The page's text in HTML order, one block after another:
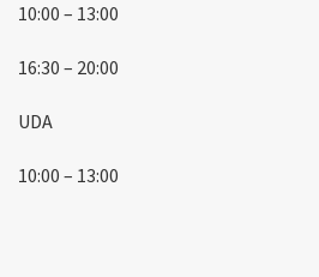
10:00 – 13:00
16:30 – 20:00
UDA
10:00 – 13:00